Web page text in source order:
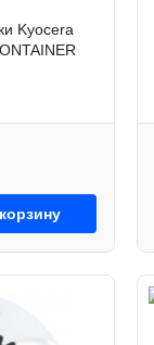
Kyocera